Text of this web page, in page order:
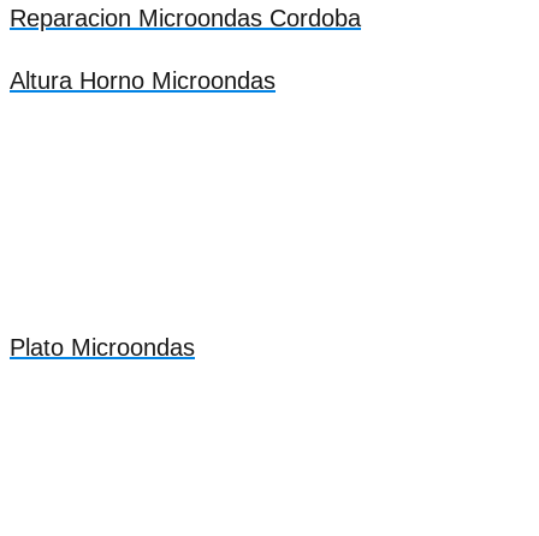
Reparacion Microondas Cordoba
Altura Horno Microondas
Plato Microondas